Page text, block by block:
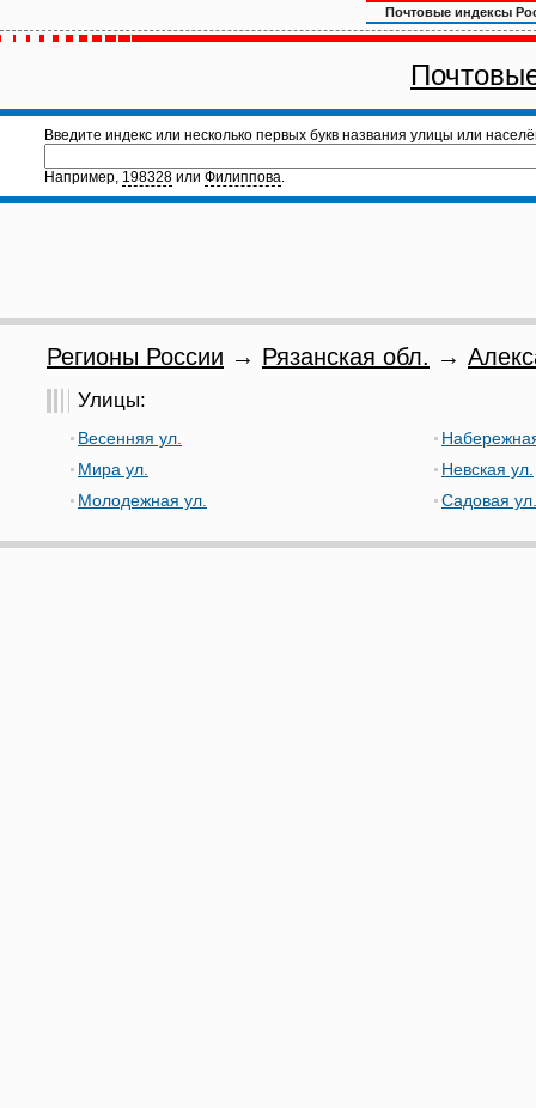
Почтовые индексы
Введите индекс или несколько первых букв названия улицы или
Например, 198328 или Филиппова.
Регионы России → Рязанская обл. →
Улицы:
Весенняя ул.
Мира ул.
Молодежная ул.
Невская ул.
Садовая ул.